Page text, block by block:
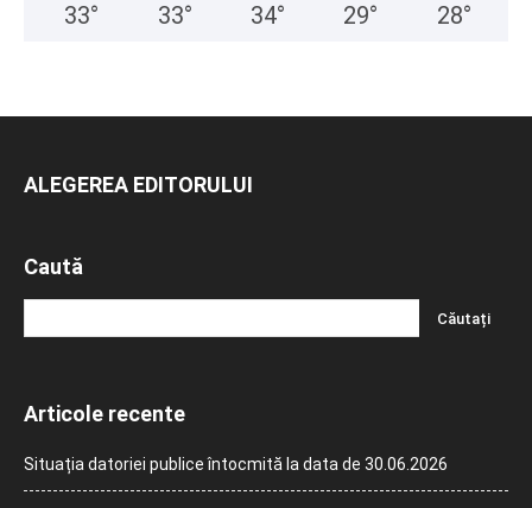
33° 33° 34° 29° 28°
ALEGEREA EDITORULUI
Caută
Articole recente
Situația datoriei publice întocmită la data de 30.06.2026